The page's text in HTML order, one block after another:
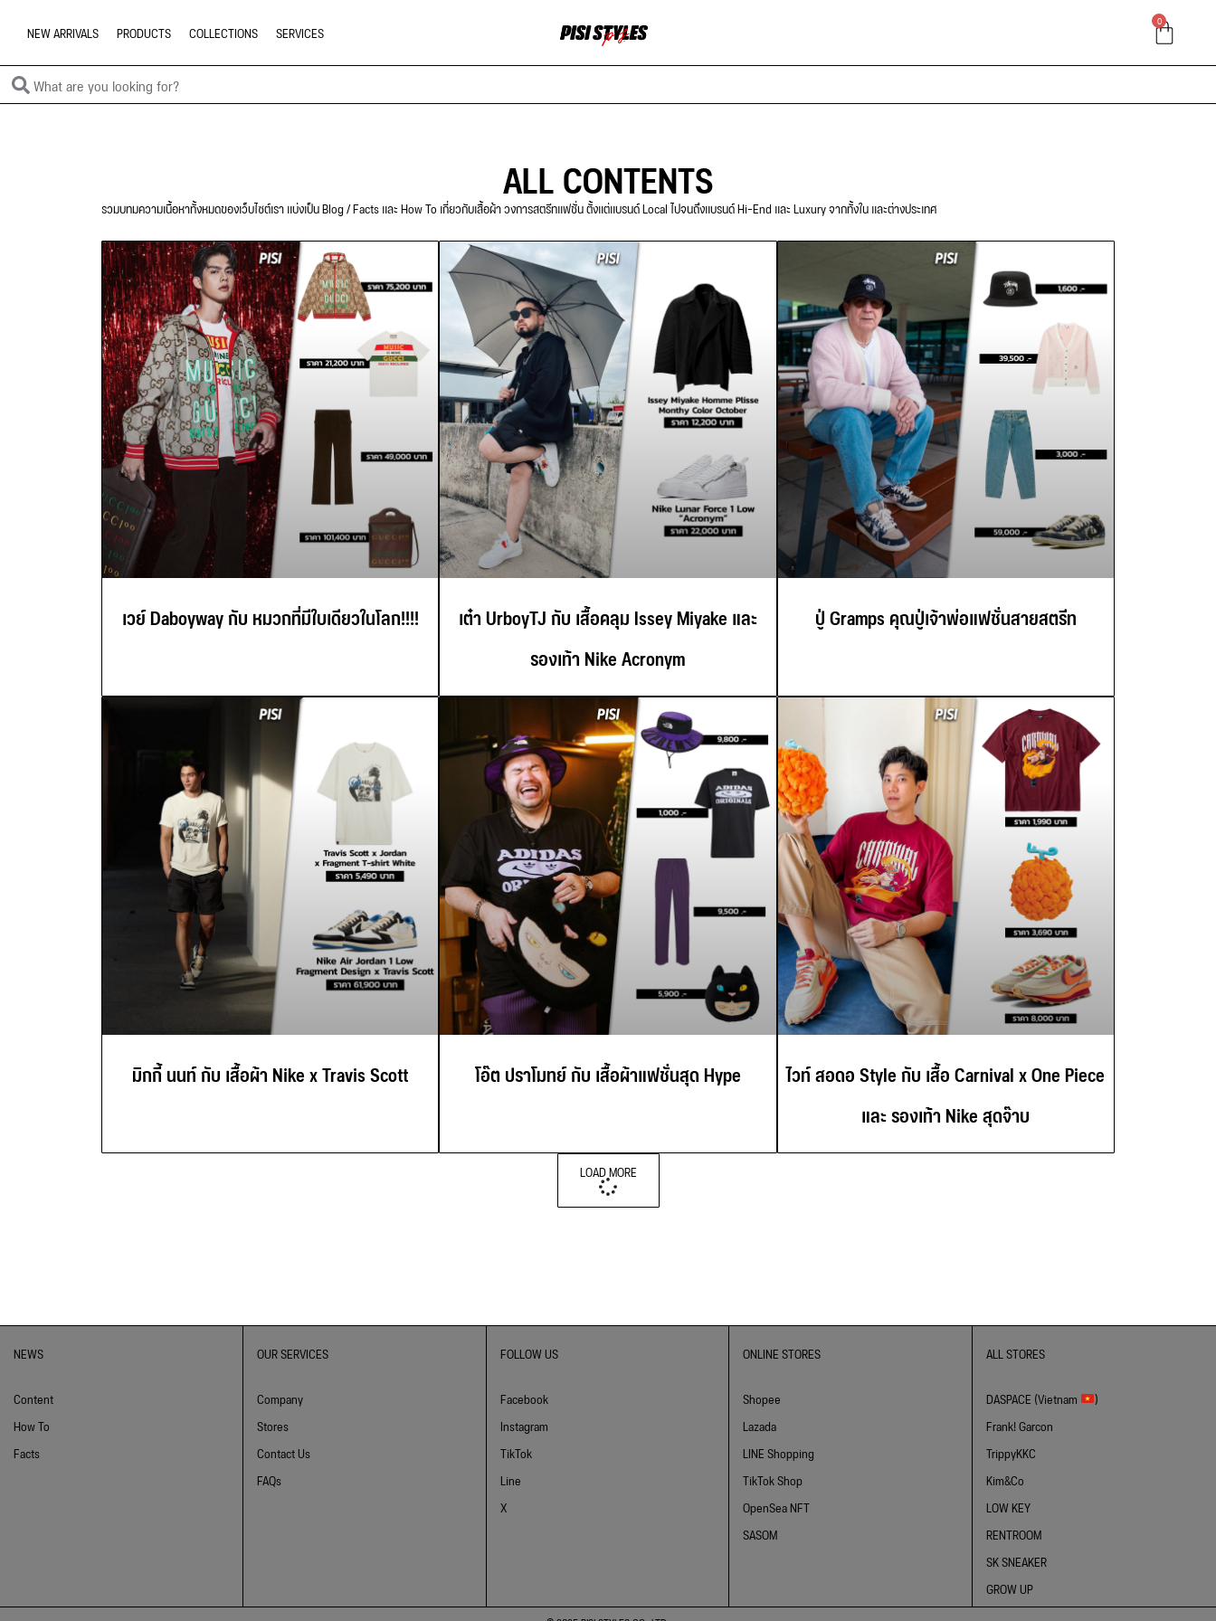
NEW ARRIVALS PRODUCTS COLLECTIONS SERVICES
0
ALL CONTENTS
รวมบทมความเนื้อหาทั้งหมดของเว็บไซต์เรา แบ่งเป็น Blog / Facts และ How To เกี่ยวกับเสื้อผ้า วงการสตรีทแฟชั่น ตั้งแต่แบรนด์ Local ไปจนถึงแบรนด์ Hi-End และ Luxury จากทั้งใน และต่างประเทศ
เวย์ Daboyway กับ หมวกที่มีใบเดียวในโลก!!!!
เต๋า UrboyTJ กับ เสื้อคลุม Issey Miyake และ
รองเท้า Nike Acronym
ปู่ Gramps คุณปู่เจ้าพ่อแฟชั่นสายสตรีท
มิกกี้ นนท์ กับ เสื้อผ้า Nike x Travis Scott โอ๊ต ปราโมทย์ กับ เสื้อผ้าแฟชั่นสุด Hype
ไวท์ สอดอ Style กับ เสื้อ Carnival x One Piece
และ รองเท้า Nike สุดจ๊าบ
LOAD MORE
NEWS
Content
How To
Facts
OUR SERVICES
Company
Stores
Contact Us
FAQs
FOLLOW US
Facebook
Instagram
TikTok
Line
X
ONLINE STORES
Shopee
Lazada
LINE Shopping
TikTok Shop
OpenSea NFT
SASOM
ALL STORES
DASPACE (Vietnam
)
Frank! Garcon
TrippyKKC
Kim&Co
LOW KEY
RENTROOM
SK SNEAKER
GROW UP